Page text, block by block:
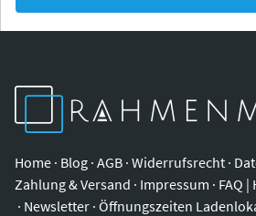
Home · Blog · AGB · Widerrufsrecht ·
Zahlung & Versand · Impressum · FAQ
· Newsletter · Öffnungszeiten